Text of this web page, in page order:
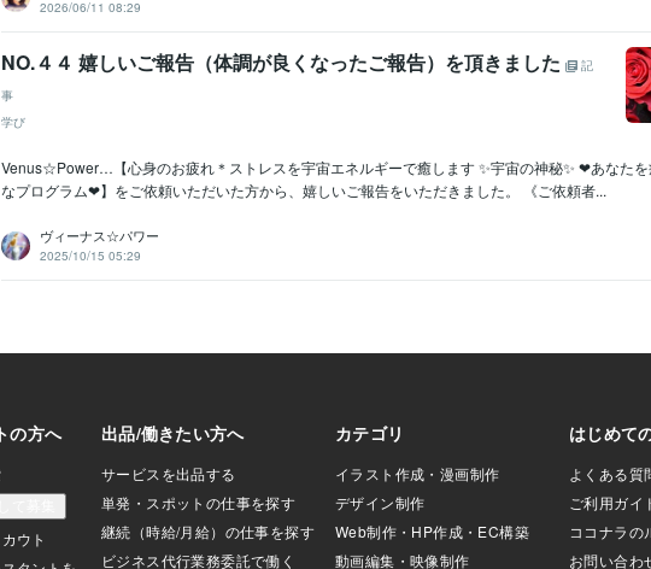
2026/06/11 08:29
NO.４４ 嬉しいご報告（体調が良くなったご報告）を頂きました
記
事
学び
Venus☆Power…【心身のお疲れ＊ストレスを宇宙エネルギーで癒します ✨宇宙の神秘✨ ❤あなた
なプログラム❤】をご依頼いただいた方から、嬉しいご報告をいただきました。 《ご依頼者...
ヴィーナス☆パワー
2025/10/15 05:29